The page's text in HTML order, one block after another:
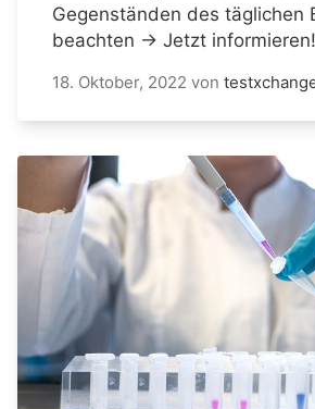
Gegenständen des täglichen
beachten → Jetzt informieren!
18. Oktober, 2022 von